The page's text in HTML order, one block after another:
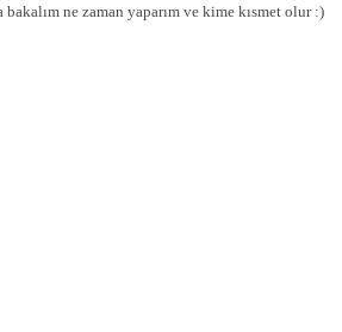
bakalım ne zaman yaparım ve kime kısmet olur :)